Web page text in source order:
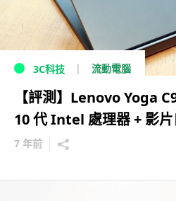
3C科技 流動電腦
【評測】Lenovo Yoga
10 代 Intel 處理器 + 影
7 年前